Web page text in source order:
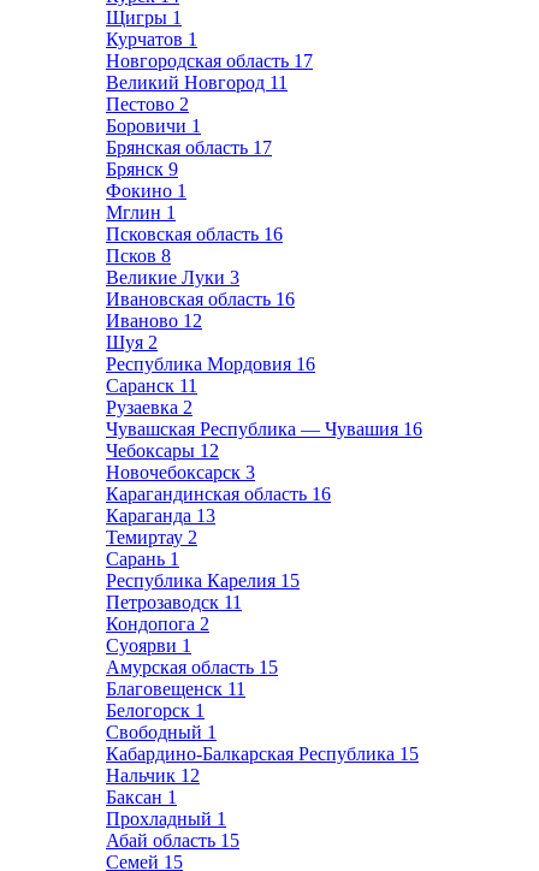
Щигры 1
Курчатов 1
Новгородская область 17
Великий Новгород 11
Пестово 2
Боровичи 1
Брянская область 17
Брянск 9
Фокино 1
Мглин 1
Псковская область 16
Псков 8
Великие Луки 3
Ивановская область 16
Иваново 12
Шуя 2
Республика Мордовия 16
Саранск 11
Рузаевка 2
Чувашская Республика — Чувашия 16
Чебоксары 12
Новочебоксарск 3
Карагандинская область 16
Караганда 13
Темиртау 2
Сарань 1
Республика Карелия 15
Петрозаводск 11
Кондопога 2
Суоярви 1
Амурская область 15
Благовещенск 11
Белогорск 1
Свободный 1
Кабардино-Балкарская Республика 15
Нальчик 12
Баксан 1
Прохладный 1
Абай область 15
Семей 15